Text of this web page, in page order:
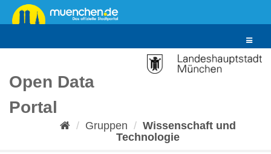
Überspringen
zum
Toggle
Open Data
Portal
Gruppen
Wissenschaft und
Technologie